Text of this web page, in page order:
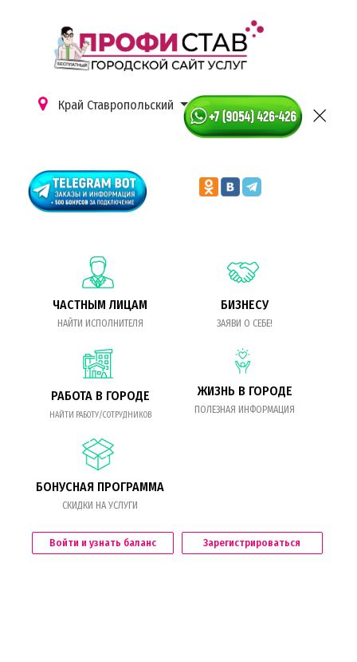
Край Ставропольский
ЧАСТНЫМ ЛИЦАМ
НАЙТИ ИСПОЛНИТЕЛЯ
БИЗНЕСУ
ЗАЯВИ О СЕБЕ!
РАБОТА В ГОРОДЕ
НАЙТИ РАБОТУ/СОТРУДНИКОВ
ЖИЗНЬ В ГОРОДЕ
ПОЛЕЗНАЯ ИНФОРМАЦИЯ
БОНУСНАЯ ПРОГРАММА
СКИДКИ НА УСЛУГИ
Войти и узнать баланс Зарегистрироваться